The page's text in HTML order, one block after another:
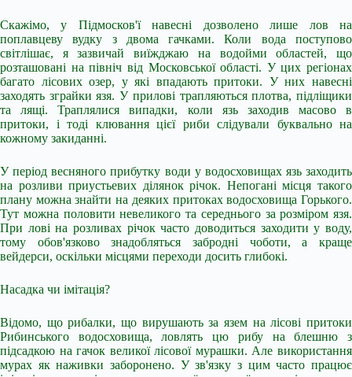
Скажімо, у Підмосков'ї навесні дозволено лише лов на
поплавцеву вудку з двома гачками. Коли вода поступово
світлішає, я зазвичай виїжджаю на водойми областей, що
розташовані на північ від Московської області. У цих регіонах
багато лісових озер, у які впадають притоки. У них навесні
заходять зграйки язя. У прилові трапляються плотва, підліщики
та лящі. Траплялися випадки, коли язь заходив масово в
притоки, і тоді клювання цієї риби слідували буквально на
кожному закиданні.
У період весняного прибутку води у водосховищах язь заходить
на розливи приустьевих ділянок річок. Непогані місця такого
плану можна знайти на деяких притоках водосховища Горького.
Тут можна половити невеликого та середнього за розміром язя.
При лові на розливах річок часто доводиться заходити у воду,
тому обов'язково знадобляться забродні чоботи, а краще
вейдерси, оскільки місцями переходи досить глибокі.
Насадка чи імітація?
Відомо, що рибалки, що вирушають за язем на лісові притоки
Рибинського водосховища, ловлять цю рибу на блешню з
підсадкою на гачок великої лісової мурашки. Але використання
мурах як наживки заборонено. У зв'язку з цим часто працює